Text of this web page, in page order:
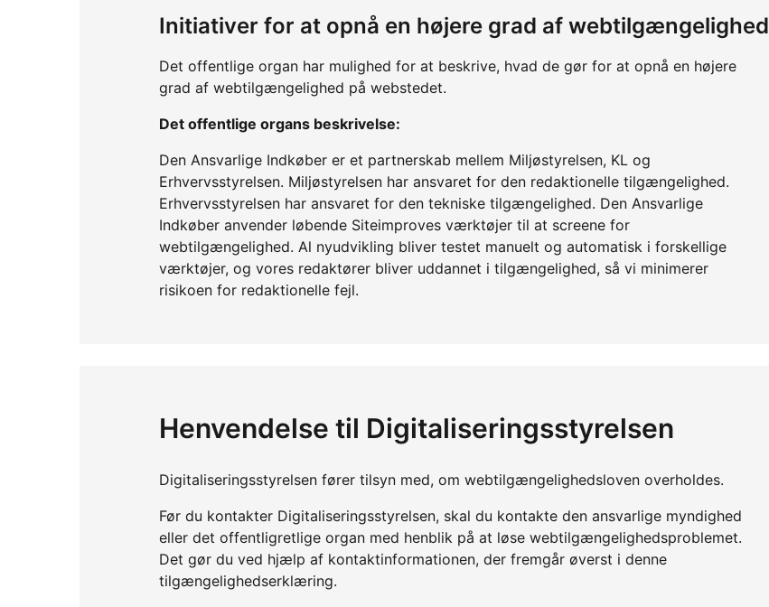
Initiativer for at opnå en højere grad af webtilgængelighed
Det offentlige organ har mulighed for at beskrive, hvad de gør for at opnå en højere
grad af webtilgængelighed på webstedet.
Det offentlige organs beskrivelse:
Den Ansvarlige Indkøber er et partnerskab mellem Miljøstyrelsen, KL og
Erhvervsstyrelsen. Miljøstyrelsen har ansvaret for den redaktionelle tilgængelighed.
Erhvervsstyrelsen har ansvaret for den tekniske tilgængelighed. Den Ansvarlige
Indkøber anvender løbende Siteimproves værktøjer til at screene for
webtilgængelighed. Al nyudvikling bliver testet manuelt og automatisk i forskellige
værktøjer, og vores redaktører bliver uddannet i tilgængelighed, så vi minimerer
risikoen for redaktionelle fejl.
Henvendelse til Digitaliseringsstyrelsen
Digitaliseringsstyrelsen fører tilsyn med, om webtilgængelighedsloven overholdes.
Før du kontakter Digitaliseringsstyrelsen, skal du kontakte den ansvarlige myndighed
eller det offentligretlige organ med henblik på at løse webtilgængelighedsproblemet.
Det gør du ved hjælp af kontaktinformationen, der fremgår øverst i denne
tilgængelighedserklæring.